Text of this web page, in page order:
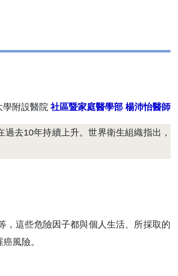
學附設醫院 社區暨家庭醫學部 楊沛怡醫師
去10年持續上升。世界衛生組織指出，
，這些危險因子都與個人生活、所採取的
風險。